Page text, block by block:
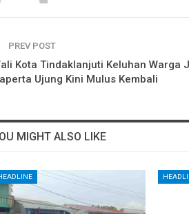
PREV POST
Kota Tindaklanjuti Keluhan Warga
Ujung Kini Mulus Kembali
MIGHT ALSO LIKE